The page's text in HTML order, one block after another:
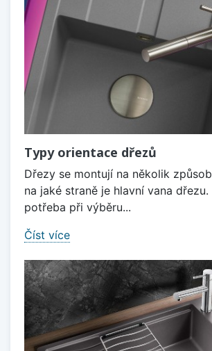
Typy orientace dřezů
Dřezy se montují na několik
na jaké straně je hlavní vana
potřeba při výběru...
Číst více